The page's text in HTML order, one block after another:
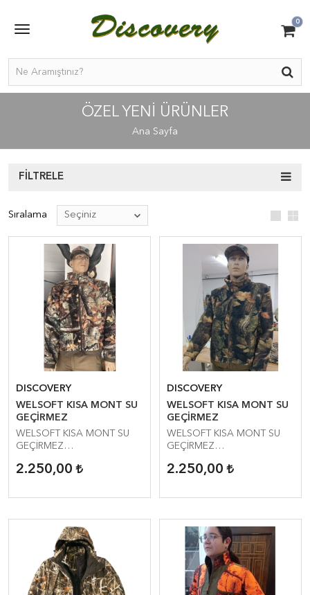
0
ÖZEL YENI ÜRÜNLER
Ana Sayfa
FILTRELE
Sıralama
DISCOVERY
WELSOFT KISA MONT SU
GEÇİRMEZ
WELSOFT KISA MONT SU
GEÇİRMEZ
SICAK TUTAR
2.250,00
DISCOVERY
WELSOFT KISA MONT SU
GEÇİRMEZ
WELSOFT KISA MONT SU
GEÇİRMEZ
SICAK TUTAR
2.250,00